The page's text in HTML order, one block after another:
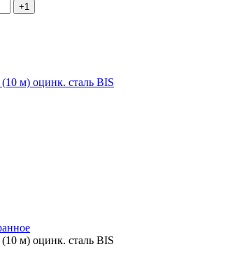
+1
м) оцинк. сталь BIS
м) оцинк. сталь BIS